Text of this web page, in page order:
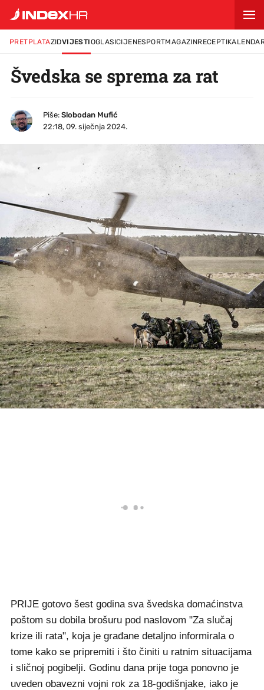
PRETPLATAZIDVIJESTIOGLASICIJENESPORTMAGAZINRECEPTI
Švedska se sprema za rat
Piše: Slobodan Mufić
22:18, 09. siječnja 2024.
PRIJE gotovo šest godina sva švedska domaćinstva
poštom su dobila brošuru pod naslovom "Za slučaj
krize ili rata", koja je građane detaljno informirala o
tome kako se pripremiti i što činiti u ratnim situacijama
i sličnoj pogibelji. Godinu dana prije toga ponovno je
uveden obavezni vojni rok za 18-godišnjake, iako je